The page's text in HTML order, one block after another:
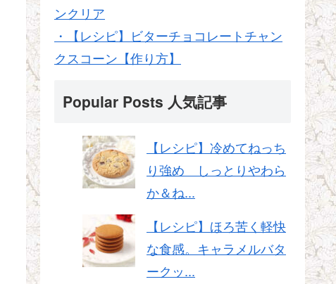
ンクリア
・【レシピ】ビターチョコレートチャン
クスコーン【作り方】
Popular Posts 人気記事
【レシピ】冷めてねっち
り強め しっとりやわら
か＆ね...
【レシピ】ほろ苦く軽快
な食感。キャラメルバタ
ークッ...